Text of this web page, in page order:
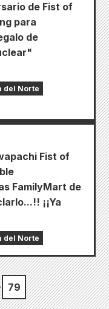
de Fist of
para
de
del Norte
Fist of
FamilyMart de
¡¡Ya
del Norte
79